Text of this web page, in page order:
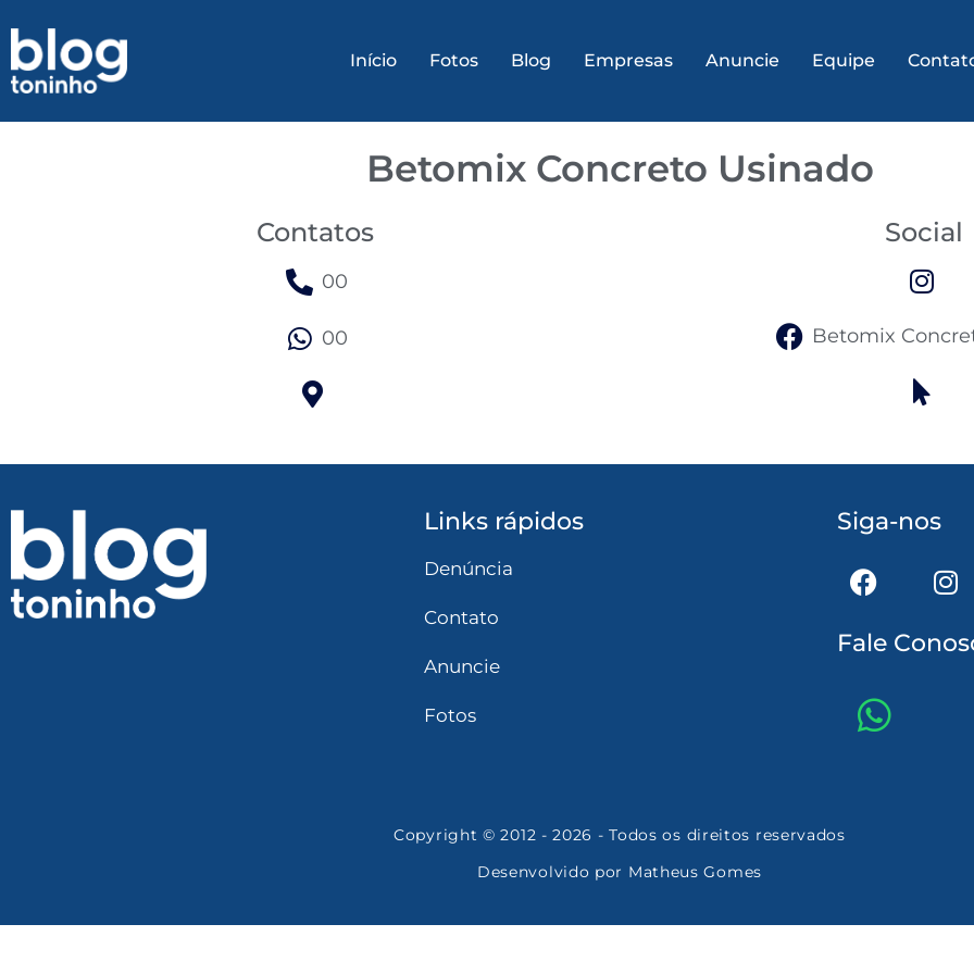
Início Fotos Blog Empresas Anuncie Equipe
Betomix Concreto Usinado
Contatos
00
00
Social
Betomix
Links rápidos
Denúncia
Contato
Anuncie
Fotos
Siga-nos
Fale
Copyright © 2012 - 2026 - Todos os direitos reservados
Desenvolvido por Matheus Gomes